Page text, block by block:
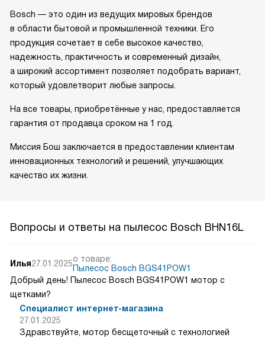
Bosch — это один из ведущих мировых брендов
в области бытовой и промышленной техники. Его
продукция сочетает в себе высокое качество,
надежность, практичность и современный дизайн,
а широкий ассортимент позволяет подобрать вариант,
который удовлетворит любые запросы.
На все товары, приобретённые у нас, предоставляется
гарантия от продавца сроком на 1 год.
Миссия Бош заключается в предоставлении клиентам
инновационных технологий и решений, улучшающих
качество их жизни.
Вопросы и ответы на пылесос Bosch BHN16L
Илья27.01.2025о товаре:
Пылесос Bosch BGS41POW1
Добрый день! Пылесос Bosch BGS41POW1 мотор с
щетками?
Специалист интернет-магазина
27.01.2025
Здравствуйте, мотор бесщеточный с технологией